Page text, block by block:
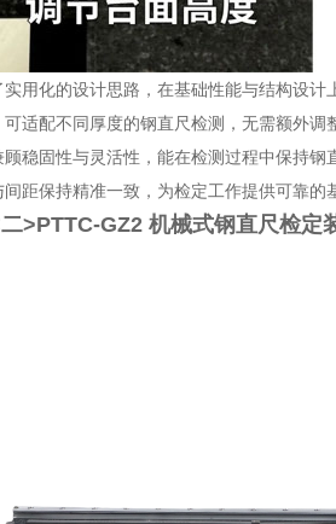
用化的设计思路，在基础性能与结构设计
可适配不同厚度的钢直尺检测，无需额外调
顾稳固性与灵活性，能在检测过程中保持
距保持精准一致，为检定工作提供可靠的
>PTTC-GZ2 机械式钢直尺检定